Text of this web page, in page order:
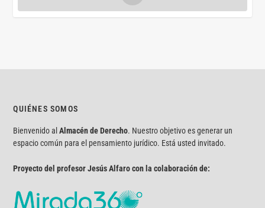
QUIÉNES SOMOS
Bienvenido alAlmacén de Derecho. Nuestro objetivo es generar un
espacio común para el pensamiento jurídico. Está usted invitado.
Proyecto del profesor Jesús Alfaro con la colaboración de: